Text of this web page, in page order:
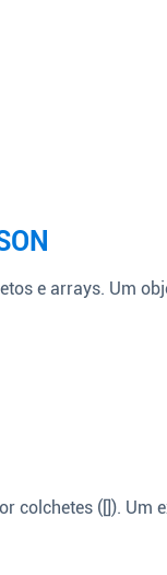
e arrays. Um
colchetes ([]). Um